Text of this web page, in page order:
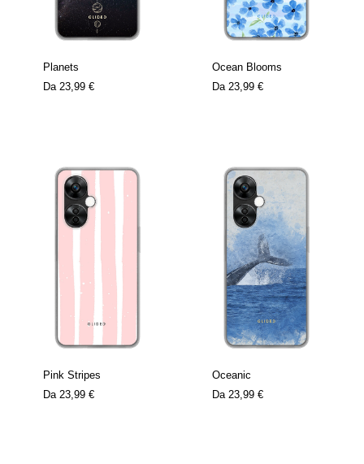
Planets
Da 23,99 €
Ocean Blooms
Da 23,99 €
Pink Stripes
Da 23,99 €
Oceanic
Da 23,99 €